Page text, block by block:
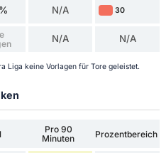
N/A 30
N/A N/A
Liga keine Vorlagen für Tore geleistet.
Pro 90
Minuten
Prozentbereich